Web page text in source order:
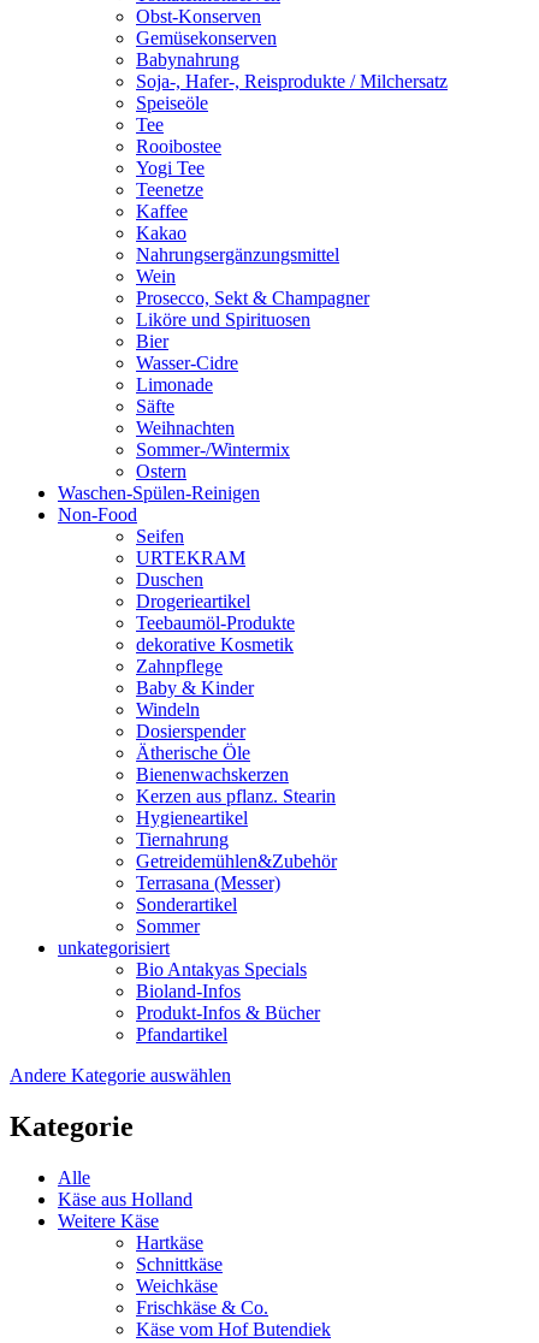
Obst-Konserven
Gemüsekonserven
Babynahrung
Soja-, Hafer-, Reisprodukte / Milchersatz
Speiseöle
Tee
Rooibostee
Yogi Tee
Teenetze
Kaffee
Kakao
Nahrungsergänzungsmittel
Wein
Prosecco, Sekt & Champagner
Liköre und Spirituosen
Bier
Wasser-Cidre
Limonade
Säfte
Weihnachten
Sommer-/Wintermix
Ostern
Waschen-Spülen-Reinigen
Non-Food
Seifen
URTEKRAM
Duschen
Drogerieartikel
Teebaumöl-Produkte
dekorative Kosmetik
Zahnpflege
Baby & Kinder
Windeln
Dosierspender
Ätherische Öle
Bienenwachskerzen
Kerzen aus pflanz. Stearin
Hygieneartikel
Tiernahrung
Getreidemühlen&Zubehör
Terrasana (Messer)
Sonderartikel
Sommer
unkategorisiert
Bio Antakyas Specials
Bioland-Infos
Produkt-Infos & Bücher
Pfandartikel
Andere Kategorie auswählen
Kategorie
Alle
Käse aus Holland
Weitere Käse
Hartkäse
Schnittkäse
Weichkäse
Frischkäse & Co.
Käse vom Hof Butendiek